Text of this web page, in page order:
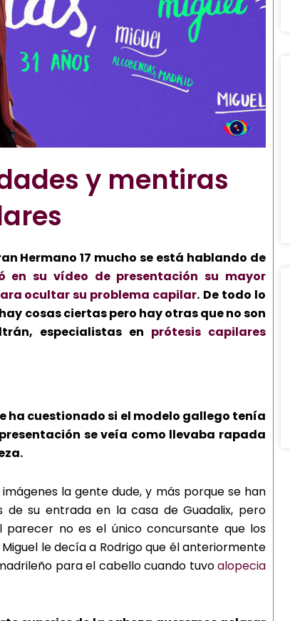
y mentiras
Hermano 17 mucho se está hablando de
en su vídeo de presentación su mayor
ocultar su problema capilar. De todo lo
cosas ciertas pero hay otras que no son
especialistas en prótesis capilares
ha cuestionado si el modelo gallego tenía
se veía como llevaba rapada
la gente dude, y más porque se han
su entrada en la casa de Guadalix, pero
parecer no es el único concursante que los
le decía a Rodrigo que él anteriormente
para el cabello cuando tuvoalopecia